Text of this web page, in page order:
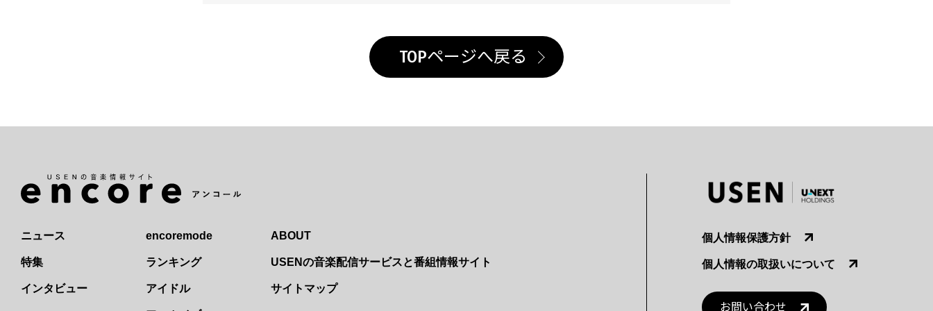
TOPページへ戻る
ニュース
特集
インタビュー
encoremode
ランキング
アイドル
ABOUT
USENの音楽配信サービスと番組情報サイト
サイトマップ
個人情報保護方針
個人情報の取扱いについて
お問い合わせ